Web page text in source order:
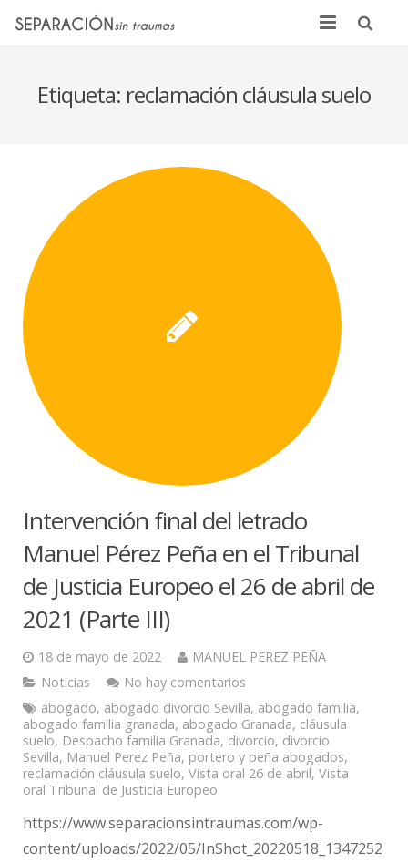
Quienes somos
Contacto
Etiqueta: reclamación cláusula suelo
Intervención final del letrado
Manuel Pérez Peña en el Tribunal
de Justicia Europeo el 26 de abril de
2021 (Parte III)
18 de mayo de 2022
MANUEL PEREZ PEÑA
Noticias
No hay comentarios
abogado, abogado divorcio Sevilla, abogado familia,
abogado familia granada, abogado Granada, cláusula
suelo, Despacho familia Granada, divorcio, divorcio
Sevilla, Manuel Perez Peña, portero y peña abogados,
reclamación cláusula suelo, Vista oral 26 de abril, Vista
oral Tribunal de Justicia Europeo
https://www.separacionsintraumas.com/wp-
content/uploads/2022/05/InShot_20220518_1347252